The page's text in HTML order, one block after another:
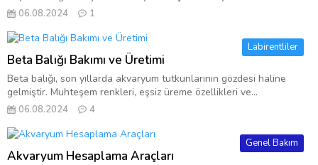
06.08.2024 1
Labirentliler
Beta Balığı Bakımı ve Üretimi
Beta balığı, son yıllarda akvaryum tutkunlarının gözdesi haline
gelmiştir. Muhteşem renkleri, eşsiz üreme özellikleri ve...
06.08.2024 4
Genel Bakım
Akvaryum Hesaplama Araçları